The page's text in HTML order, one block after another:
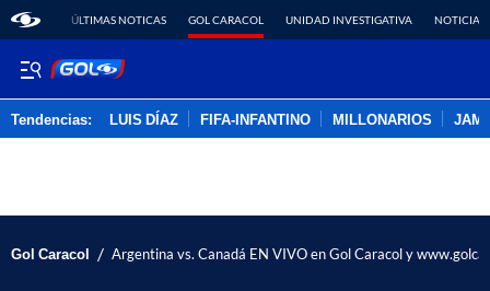
ÚLTIMAS NOTICAS GOL CARACOL UNIDAD INVESTIGATIVA NOTICIAS
Tendencias: LUIS DÍAZ FIFA-INFANTINO MILLONARIOS
Gol Caracol / Argentina vs. Canadá EN VIVO en Gol Caracol y